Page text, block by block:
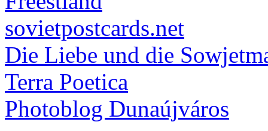
sovietpostcards.net
Die Liebe und die
Terra Poetica
Photoblog Dunaújváros